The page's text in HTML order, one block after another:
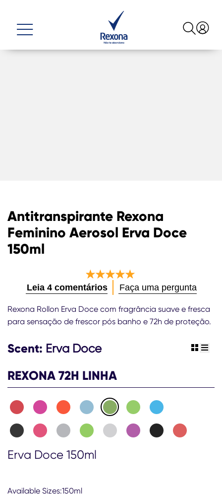
Antitranspirante Rexona
Feminino Aerosol Erva Doce
150ml
classificação
média
deste
Antitranspirante
Doce
150ml
5.0
de
5
de
Leia 4 comentários Faça uma pergunta
Rexona Rollon Erva Doce com fragrância suave e fresca
para sensação de frescor pós banho e 72h de proteção.
Scent: Erva Doce
REXONA 72H LINHA
view
Erva Doce 150ml
Available Sizes:150ml